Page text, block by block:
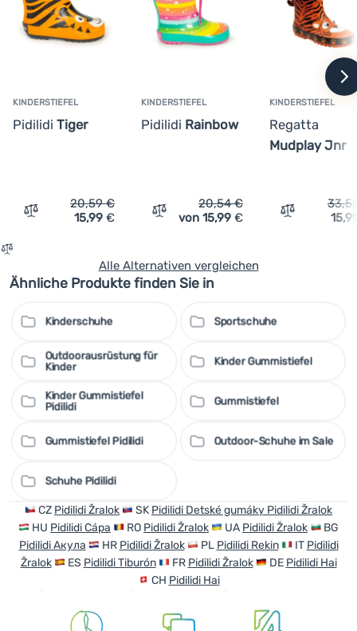
Schlamm zu schützen
herausnehmbare Einlegesohle erleichtert die Pflege und
KINDERSTIEFEL
Pidilidi Tiger
Vergleichen
20,59€
15,99 €
KINDERSTIEFEL
Pidilidi Rainbow
Vergleichen
20,54€
von 15,99 €
KINDERSTIEFEL
Regatta
Mudplay Jnr
Vergleichen
Alle Alternativen vergleichen
Ähnliche Produkte finden Sie in
Kinderschuhe Sportschuhe
Outdoorausrüstung für
Kinder
Kinder Gummistiefel
Kinder Gummistiefel
Pidilidi
Gummistiefel
Gummistiefel Pidilidi Outdoor-Schuhe im Sale
Schuhe Pidilidi
CZ Pidilidi Žralok SK Pidilidi Detské gumáky Pidilidi Žralok
HU Pidilidi Cápa RO Pidilidi Žralok UA Pidilidi Žralok
BG
Pidilidi Акула
HR Pidilidi Žralok PL Pidilidi Rekin IT Pidilidi
Žralok
ES Pidilidi Tiburón FR Pidilidi Žralok DE Pidilidi Hai
CH Pidilidi Hai